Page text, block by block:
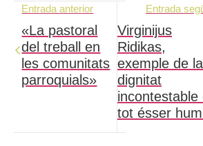
Entrada anterior
«La pastoral
del treball en
les comunitats
parroquials»
Entrada
Virginijus
Ridikas,
exemple de la
dignitat
incontestable
tot ésser